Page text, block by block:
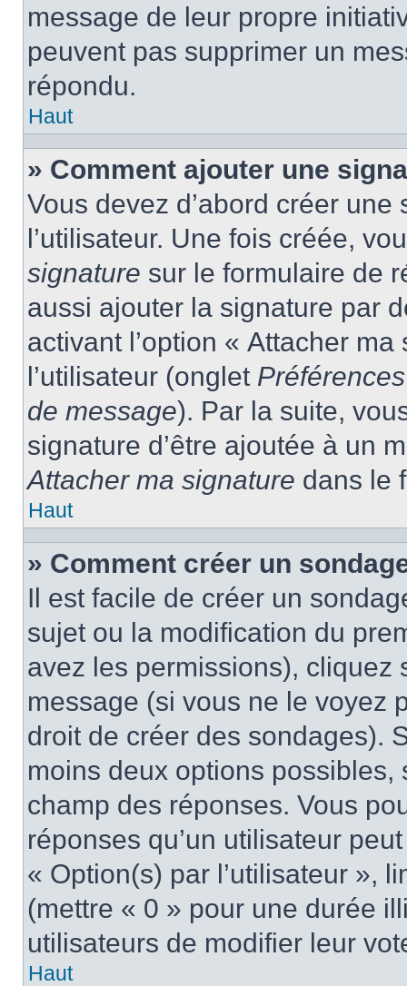
message de leur propre
peuvent pas supprimer un
répondu.
Haut
» Comment ajouter une
Vous devez d’abord créer
l’utilisateur. Une fois créée,
signature sur le formulaire de
aussi ajouter la signature par
activant l’option « Attacher
l’utilisateur (onglet
de message). Par la suite,
signature d’être ajoutée à un
Attacher ma signature dans le
Haut
» Comment créer un
Il est facile de créer un
sujet ou la modification du
avez les permissions), cliquez
message (si vous ne le voyez
droit de créer des sondages).
moins deux options
champ des réponses. Vous
réponses qu’un utilisateur
« Option(s) par l’utilisateur »,
(mettre « 0 » pour une durée
utilisateurs de modifier leur
Haut